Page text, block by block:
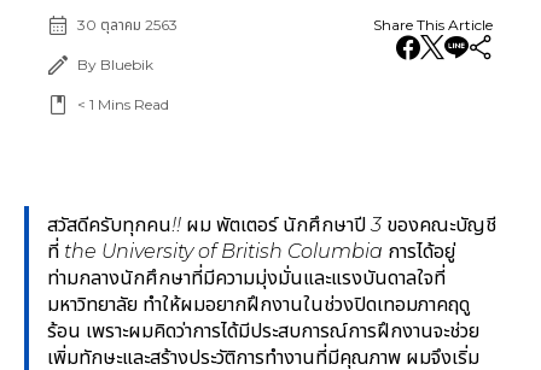
30 ตุลาคม 2563
By Bluebik
< 1 Mins Read
Share This Article
สวัสดีครับทุกคน!! ผม พัตเตอร์ นักศึกษาปี 3 ของคณะบัญชี
ที่ the University of British Columbia การได้อยู่
ท่ามกลางนักศึกษาที่มีความมุ่งมั่นและแรงบันดาลใจที่
มหาวิทยาลัย ทำให้ผมอยากฝึกงานในช่วงปิดเทอมภาคฤดู
ร้อน เพราะผมคิดว่าการได้มีประสบการณ์การฝึกงานจะช่วย
เพิ่มทักษะและสร้างประวัติการทำงานที่มีคุณภาพ ผมจึงเริ่ม